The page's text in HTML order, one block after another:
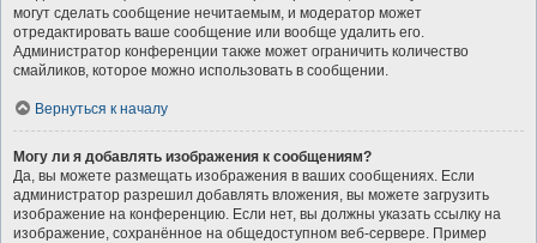
могут сделать сообщение нечитаемым, и модератор может
отредактировать ваше сообщение или вообще удалить его.
Администратор конференции также может ограничить количество
смайликов, которое можно использовать в сообщении.
Вернуться к началу
Могу ли я добавлять изображения к сообщениям?
Да, вы можете размещать изображения в ваших сообщениях. Если
администратор разрешил добавлять вложения, вы можете загрузить
изображение на конференцию. Если нет, вы должны указать ссылку на
изображение, сохранённое на общедоступном веб-сервере. Пример